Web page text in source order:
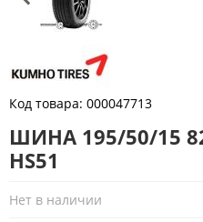
Код товара: 000047713
ШИНА 195/50/15
HS51
Нет в наличии